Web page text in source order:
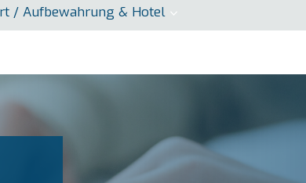
/ Aufbewahrung & Hotel